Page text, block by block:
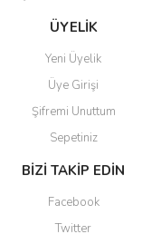
ÜYELİK
Yeni Üyelik
Üye Girişi
Şifremi Unuttum
Sepetiniz
BİZİ TAKİP EDİN
Facebook
Twitter